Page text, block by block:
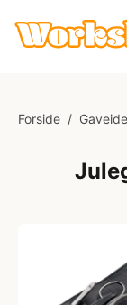
Forside /